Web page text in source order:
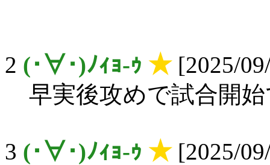
2 (･∀･)ﾉｨｮ-ｩ ★[2025/
早実後攻めで試合開
3 (･∀･)ﾉｨｮ-ｩ ★[2025/